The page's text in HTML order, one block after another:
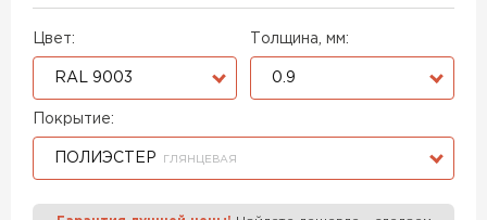
Цвет:
RAL 9003
Толщина, мм:
0.9
Покрытие:
ПОЛИЭСТЕР ГЛЯНЦЕВАЯ